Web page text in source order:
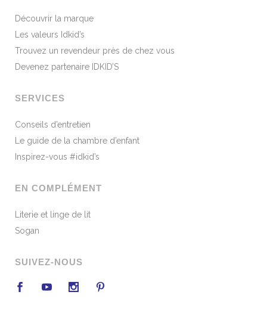
Découvrir la marque
Les valeurs Idkid’s
Trouvez un revendeur près de chez vous
Devenez partenaire IDKID’S
SERVICES
Conseils d’entretien
Le guide de la chambre d’enfant
Inspirez-vous #idkid’s
EN COMPLÉMENT
Literie et linge de lit
Sogan
SUIVEZ-NOUS